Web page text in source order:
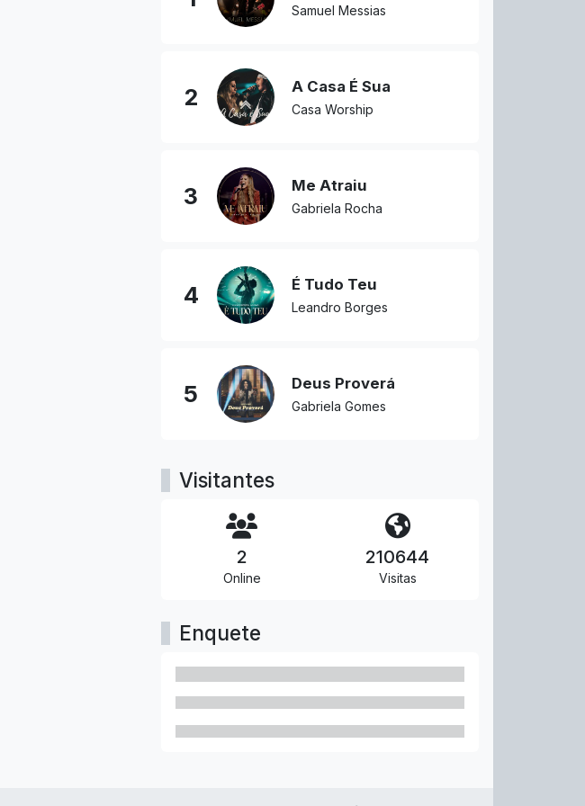
Samuel Messias
2 A Casa É Sua
Casa Worship
3 Me Atraiu
Gabriela Rocha
4 É Tudo Teu
Leandro Borges
5 Deus Proverá
Gabriela Gomes
Visitantes
2
Online
210644
Visitas
Enquete